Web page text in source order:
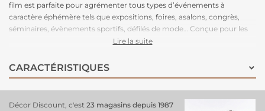
film est parfaite pour agrémenter tous types d’événements à
caractère éphémère tels que expositions, foires, asalons, congrès,
séminaires, évènements sportifs, défilés de mode… Conçue pour les
grands volumes de pose, cette moquette est légère à manipuler,
face. Très stable, cette moquette peut être posée en bord à bord ou
en superposé. Parce que le respect de l’environnement est la priorité
moquette 100% recyclable, permettant un recyclage total après
Lire la suite
CARACTÉRISTIQUES
Décor Discount, c'est 23 magasins depuis 1987